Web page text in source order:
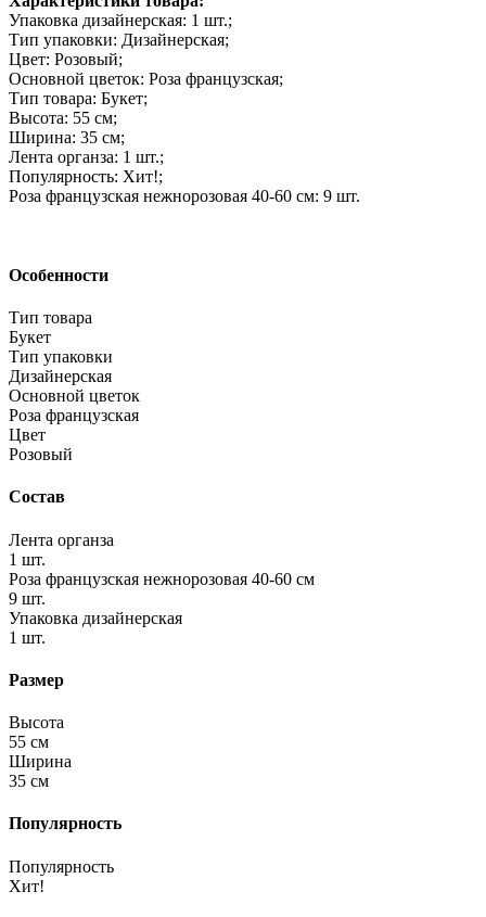
Упаковка дизайнерская: 1 шт.;
Тип упаковки: Дизайнерская;
Цвет: Розовый;
Основной цветок: Роза французская;
Тип товара: Букет;
Высота: 55 см;
Ширина: 35 см;
Лента органза: 1 шт.;
Популярность: Хит!;
Роза французская нежнорозовая 40-60 см: 9 шт.
Особенности
Тип товара
Букет
Тип упаковки
Дизайнерская
Основной цветок
Роза французская
Цвет
Розовый
Состав
Лента органза
1 шт.
Роза французская нежнорозовая 40-60 см
9 шт.
Упаковка дизайнерская
1 шт.
Размер
Высота
55 см
Ширина
35 см
Популярность
Популярность
Хит!